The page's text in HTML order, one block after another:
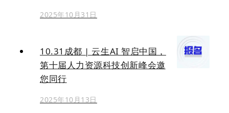
2025年10月31日
10.31成都 | 云生AI 智启中国，
第十届人力资源科技创新峰会邀
您同行
2025年10月13日